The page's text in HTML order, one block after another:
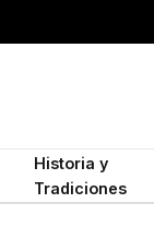
Historia y
Tradiciones